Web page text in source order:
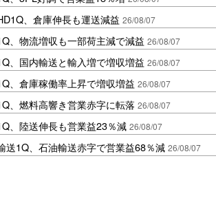
、倉庫伸長も運送減益 26/08/07
、物流増収も一部荷主減で減益 26/08/07
、国内輸送と輸入増で増収増益 26/08/07
、倉庫稼働率上昇で増収増益 26/08/07
、燃料高響き営業赤字に転落 26/08/07
、陸送伸長も営業益23％減 26/08/07
送1Q、石油輸送赤字で営業益68％減 26/08/07